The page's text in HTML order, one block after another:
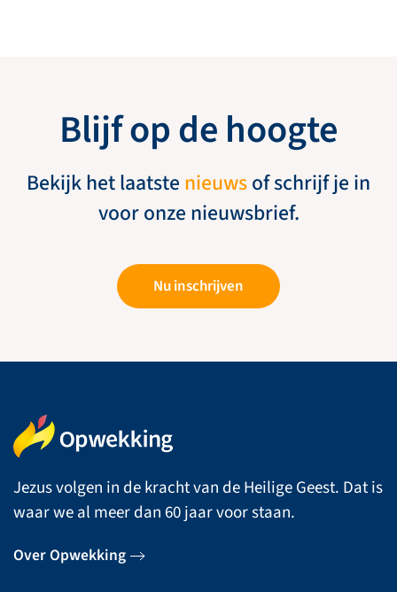
Blijf op de hoogte
Bekijk het laatste nieuwsof schrijf je in
voor onze nieuwsbrief.
Nu inschrijven
Jezus volgen in de kracht van de Heilige Geest. Dat is
waar we al meer dan 60 jaar voor staan.
Over Opwekking